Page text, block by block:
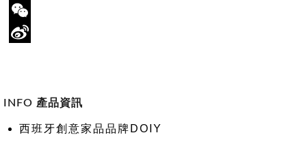
Twitter
WeChat
INFO 產品資訊
西班牙創意家品品牌DOIY